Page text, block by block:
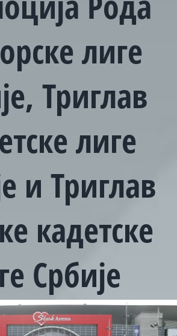
лиге
Триглав
лиге
и Триглав
кадетске
Србије